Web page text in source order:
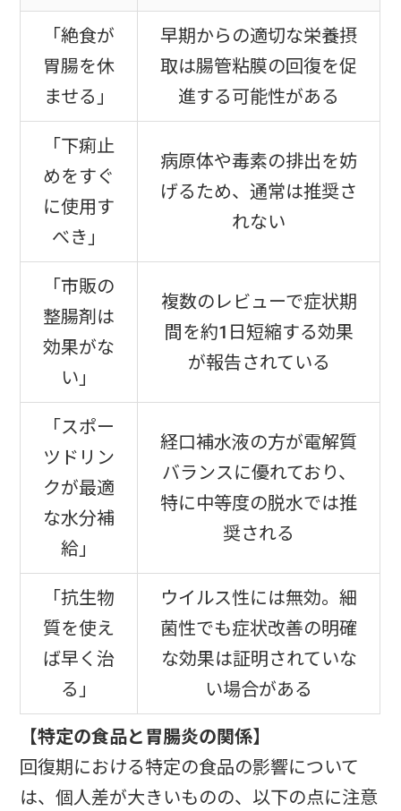
「絶食が
胃腸を休
ませる」
早期からの適切な栄養摂
取は腸管粘膜の回復を促
進する可能性がある
「下痢止
めをすぐ
に使用す
べき」
病原体や毒素の排出を妨
げるため、通常は推奨さ
れない
「市販の
整腸剤は
効果がな
い」
複数のレビューで症状期
間を約1日短縮する効果
が報告されている
「スポー
ツドリン
クが最適
な水分補
給」
経口補水液の方が電解質
バランスに優れており、
特に中等度の脱水では推
奨される
「抗生物
質を使え
ば早く治
る」
ウイルス性には無効。細
菌性でも症状改善の明確
な効果は証明されていな
い場合がある
【特定の食品と胃腸炎の関係】
回復期における特定の食品の影響について
は、個人差が大きいものの、以下の点に注意